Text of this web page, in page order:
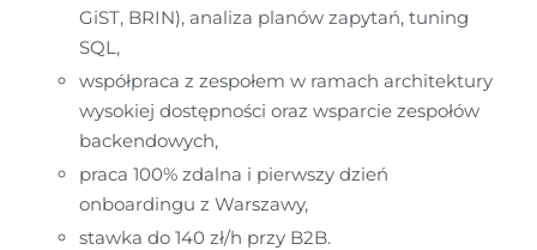
GiST, BRIN), analiza planów zapytań, tuning
SQL,
współpraca z zespołem w ramach architektury
wysokiej dostępności oraz wsparcie zespołów
backendowych,
praca 100% zdalna i pierwszy dzień
onboardingu z Warszawy,
stawka do 140 zł/h przy B2B.